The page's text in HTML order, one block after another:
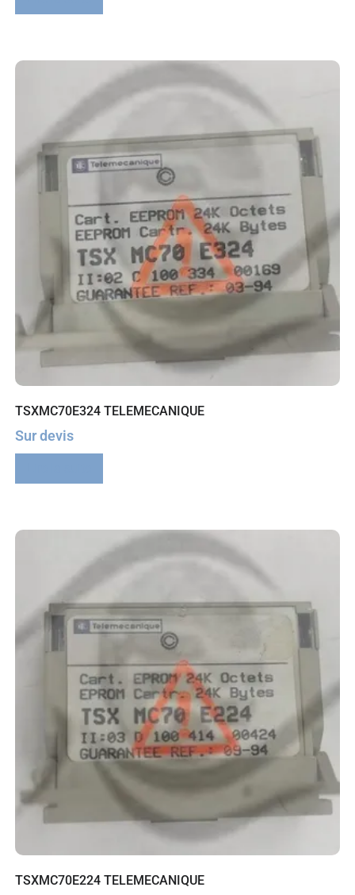
TSXMC70E324 TELEMECANIQUE
Sur devis
TSXMC70E224 TELEMECANIQUE